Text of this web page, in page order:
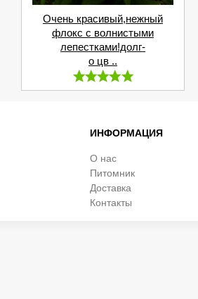
Очень красивый,нежный
флокс с волнистыми
лепестками!долг-
о цв ..
ИНФОРМАЦИЯ
О нас
Питомник
Доставка
Контакты